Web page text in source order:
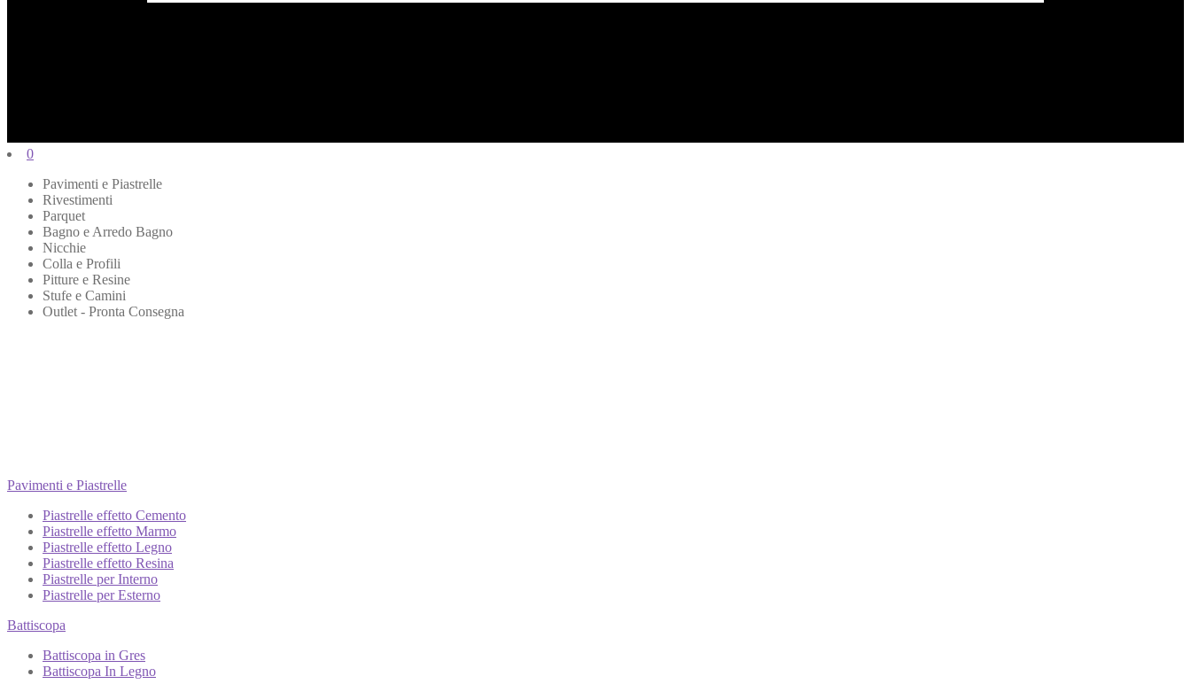
0
Pavimenti e Piastrelle
Rivestimenti
Parquet
Bagno e Arredo Bagno
Nicchie
Colla e Profili
Pitture e Resine
Stufe e Camini
Outlet - Pronta Consegna
Pavimenti e Piastrelle
Piastrelle effetto Cemento
Piastrelle effetto Marmo
Piastrelle effetto Legno
Piastrelle effetto Resina
Piastrelle per Interno
Piastrelle per Esterno
Battiscopa
Battiscopa in Gres
Battiscopa In Legno